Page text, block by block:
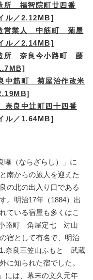
所 福智院町廿四番
ル／2.12MB]
営業人 中筋町 菊屋
ル／2.14MB]
所 奈良今小路町 藤
中筋町 菊屋治作改米
良中辻町四十四番
ル／1.64MB]
（ならざらし）」に
南からの旅人を迎えた
の北の出入り口である
。明治17年（1884）出
ている宿屋も多くはこ
小路町 角屋定七 対山
宿として有名で、明治
奈良三笠山ふもと 武蔵
に知られた宿でした。
には、幕末の文久元年